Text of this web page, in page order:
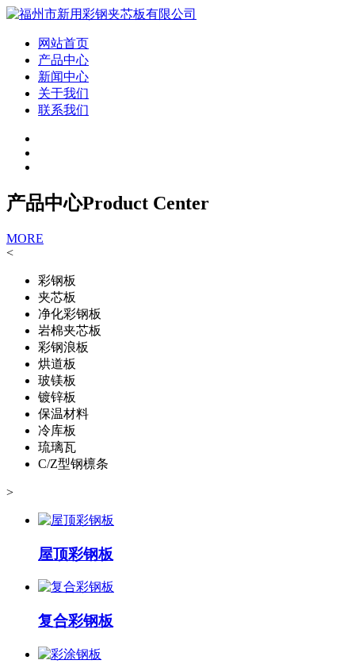
网站首页
产品中心
新闻中心
关于我们
联系我们
产品中心Product Center
MORE
<
彩钢板
夹芯板
净化彩钢板
岩棉夹芯板
彩钢浪板
烘道板
玻镁板
镀锌板
保温材料
冷库板
琉璃瓦
C/Z型钢檩条
>
屋顶彩钢板
复合彩钢板